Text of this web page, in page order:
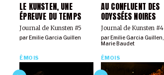
LE KUNSTEN, UNE
ÉPREUVE DU TEMPS
Journal de Kunsten #5
par Emilie Garcia Guillen
AU CONFLUENT DES
ODYSSÉES NOIRES
Journal de Kunsten #4
par Emilie Garcia Guillen,
Marie Baudet
ÉMOIS ÉMOIS